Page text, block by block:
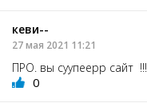
кеви--
27 мая 2021 11:21
ПРО. вы суупеерр сайт !!!
0